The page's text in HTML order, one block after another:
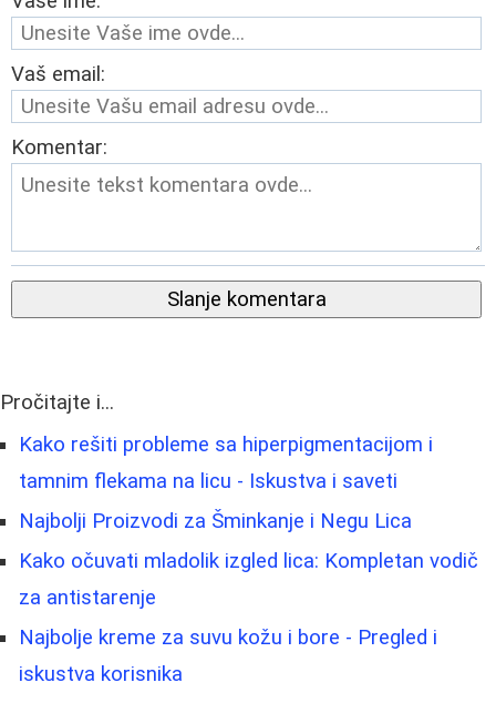
Vaš email:
Komentar:
Slanje komentara
Pročitajte i...
Kako rešiti probleme sa hiperpigmentacijom i
tamnim flekama na licu - Iskustva i saveti
Najbolji Proizvodi za Šminkanje i Negu Lica
Kako očuvati mladolik izgled lica: Kompletan vodič
za antistarenje
Najbolje kreme za suvu kožu i bore - Pregled i
iskustva korisnika